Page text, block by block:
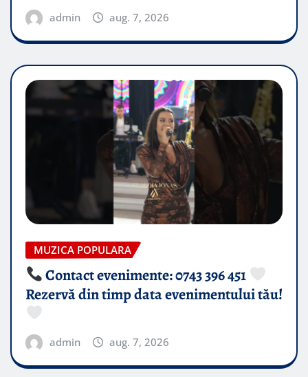
admin aug. 7, 2026
MUZICA POPULARA
Contact evenimente: 0743 396 451
Rezervă din timp data evenimentului tău!
admin aug. 7, 2026